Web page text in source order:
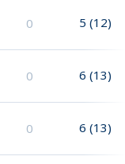
0 5 (12)
0 6 (13)
0 6 (13)